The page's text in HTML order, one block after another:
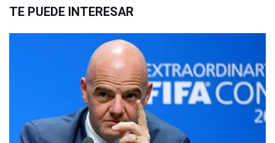
TE PUEDE INTERESAR